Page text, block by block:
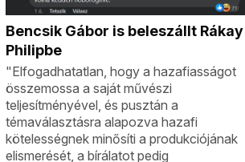
Bencsik Gábor is beleszállt Rákay
Philipbe
"Elfogadhatatlan, hogy a hazafiasságot
összemossa a saját művészi
teljesítményével, és pusztán a
témaválasztásra alapozva hazafi
kötelességnek minősíti a produkciójának
elismerését, a bírálatot pedig